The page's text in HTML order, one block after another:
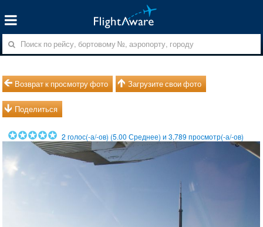
Возврат к просмотру фото Загрузите свои фото
Поделиться
2 голос(-а/-ов) (5.00 Среднее) и3,789 просмотр(-а/-ов)